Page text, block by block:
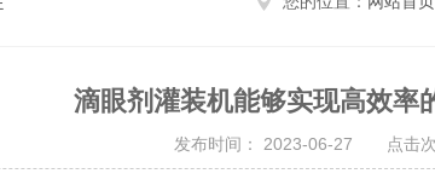
滴眼剂灌装机能够实现高效率
发布时间： 2023-06-27 点击次